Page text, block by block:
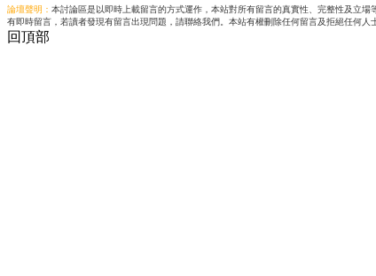
論壇聲明： 本討論區是以即時上載留言的方式運作，本站對所有留言的真實性、完整性及立
有即時留言，若讀者發現有留言出現問題，請聯絡我們。本站有權刪除任何留言及拒絕任何
回頂部